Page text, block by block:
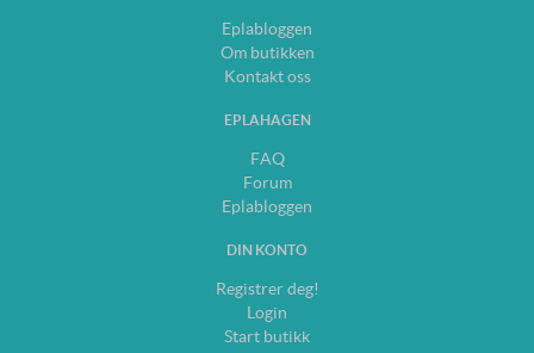
Eplabloggen
Om butikken
Kontakt oss
EPLAHAGEN
FAQ
Forum
Eplabloggen
DIN KONTO
Registrer deg!
Login
Start butikk